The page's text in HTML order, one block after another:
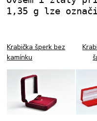
1,35 g lze
Krabička šperk bez
kamínku